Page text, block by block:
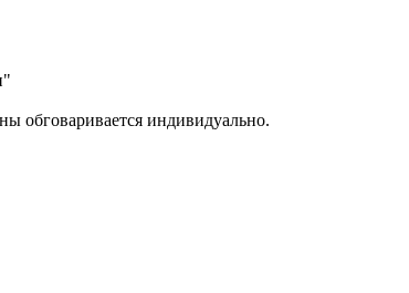
обговаривается индивидуально.